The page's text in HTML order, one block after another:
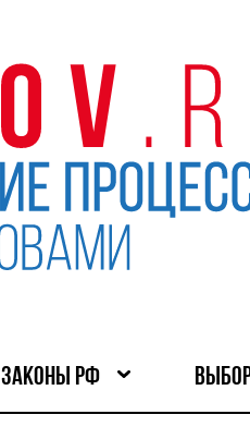
ЗАКОНЫ РФ